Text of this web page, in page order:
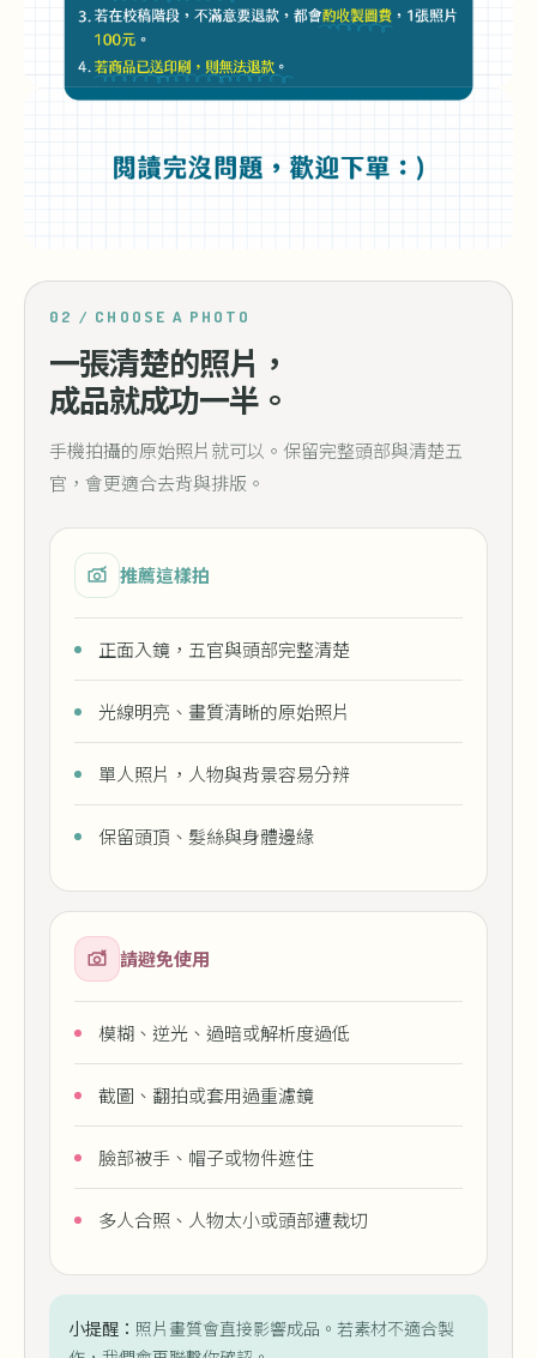
02 / CHOOSE A PHOTO
一張清楚的照片，
成品就成功一半。
手機拍攝的原始照片就可以。保留完整頭部與清楚五
官，會更適合去背與排版。
推薦這樣拍
正面入鏡，五官與頭部完整清楚
光線明亮、畫質清晰的原始照片
單人照片，人物與背景容易分辨
保留頭頂、髮絲與身體邊緣
請避免使用
模糊、逆光、過暗或解析度過低
截圖、翻拍或套用過重濾鏡
臉部被手、帽子或物件遮住
多人合照、人物太小或頭部遭裁切
小提醒： 照片畫質會直接影響成品。若素材不適合製